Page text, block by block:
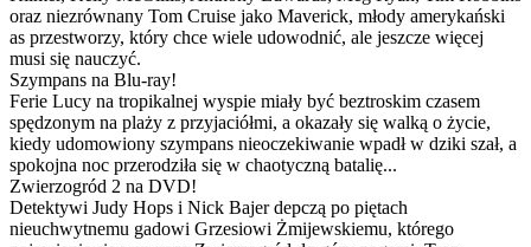
oraz niezrównany Tom Cruise jako Maverick, młody amerykański
as przestworzy, który chce wiele udowodnić, ale jeszcze więcej
musi się nauczyć.
Szympans na Blu-ray!
Ferie Lucy na tropikalnej wyspie miały być beztroskim czasem
spędzonym na plaży z przyjaciółmi, a okazały się walką o życie,
kiedy udomowiony szympans nieoczekiwanie wpadł w dziki szał, a
spokojna noc przerodziła się w chaotyczną batalię...
Zwierzogród 2 na DVD!
Detektywi Judy Hops i Nick Bajer depczą po piętach
nieuchwytnemu gadowi Grzesiowi Żmijewskiemu, którego